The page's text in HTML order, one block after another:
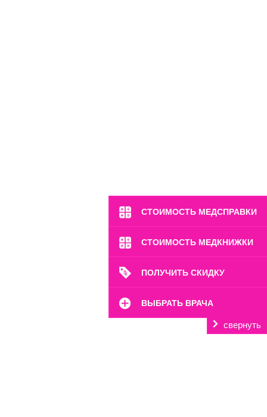
СТОИМОСТЬ МЕДСПРАВКИ
СТОИМОСТЬ МЕДКНИЖКИ
ПОЛУЧИТЬ СКИДКУ
ВЫБРАТЬ ВРАЧА
свернуть